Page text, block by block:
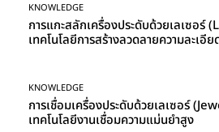
KNOWLEDGE
การแกะสลักเครื่องประดับด้วยเลเซอร์
เทคโนโลยีการสร้างลวดลายความละเอี
KNOWLEDGE
การเชื่อมเครื่องประดับด้วยเลเซอร์
เทคโนโลยีงานเชื่อมความแม่นยำสูง